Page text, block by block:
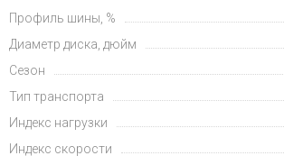
Профиль шины, %
Диаметр диска, дюйм
Сезон
Тип транспорта
Индекс нагрузки
Индекс скорости